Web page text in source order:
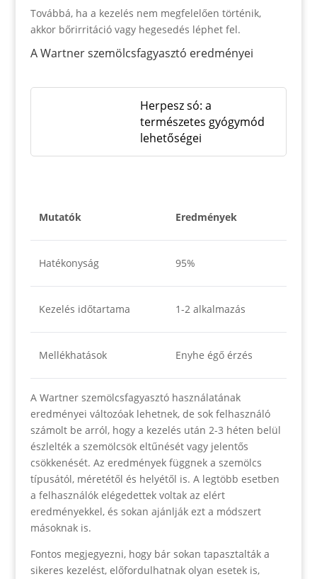
Továbbá, ha a kezelés nem megfelelően történik,
akkor bőrirritáció vagy hegesedés léphet fel.
A Wartner szemölcsfagyasztó eredményei
Herpesz só: a
természetes gyógymód
lehetőségei
Mutatók Eredmények
Hatékonyság 95%
Kezelés időtartama 1-2 alkalmazás
Mellékhatások Enyhe égő érzés
A Wartner szemölcsfagyasztó használatának
eredményei változóak lehetnek, de sok felhasználó
számolt be arról, hogy a kezelés után 2-3 héten belül
észlelték a szemölcsök eltűnését vagy jelentős
csökkenését. Az eredmények függnek a szemölcs
típusától, méretétől és helyétől is. A legtöbb esetben
a felhasználók elégedettek voltak az elért
eredményekkel, és sokan ajánlják ezt a módszert
másoknak is.
Fontos megjegyezni, hogy bár sokan tapasztalták a
sikeres kezelést, előfordulhatnak olyan esetek is,